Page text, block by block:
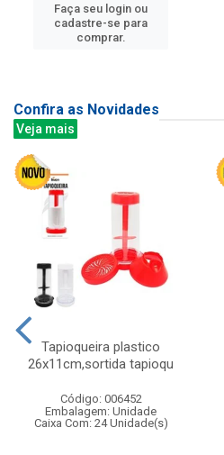
Faça seu login ou
cadastre-se para
comprar.
Confira as Novidades
Veja mais
Tapioqueira plastico
26x11cm,sortida tapioqu
Código: 006452
Embalagem: Unidade
Caixa Com: 24 Unidade(s)